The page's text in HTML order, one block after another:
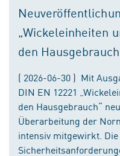
„Wickeleinheiten
den
( 2026-06-30 ) Mit
DIN EN 12221
den Hausgebrauch“
Überarbeitung der
intensiv mitgewirkt.